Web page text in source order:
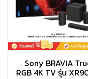
Sony BRAVIA
RGB 4K TV รุ่น